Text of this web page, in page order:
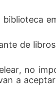
de
no
a